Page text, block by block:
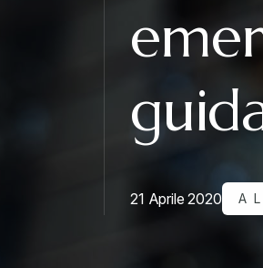
21 Aprile 2020